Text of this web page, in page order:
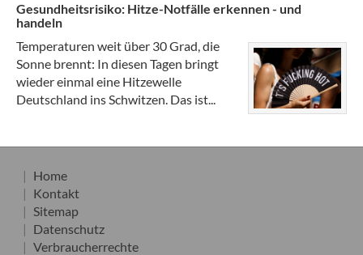
Gesundheitsrisiko: Hitze-Notfälle erkennen - und
handeln
Temperaturen weit über 30 Grad, die
Sonne brennt: In diesen Tagen bringt
wieder einmal eine Hitzewelle
Deutschland ins Schwitzen. Das ist...
Home
Kontakt
Sitemap
Datenschutz
Verbraucherrechte